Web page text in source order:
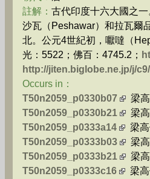
註解： 古代印度十六大國之
沙瓦（Peshawar）和拉瓦爾
北。公元4世紀初，嚈噠（
光：5522；佛百：4745.2；
http://jiten.biglobe.ne.jp/j/
Occurs in：
T50n2059_p0330b07
梁高
T50n2059_p0330b21
梁高
T50n2059_p0333a14
梁高
T50n2059_p0333b03
梁高
T50n2059_p0333b21
梁高
T50n2059_p0333c16
梁高